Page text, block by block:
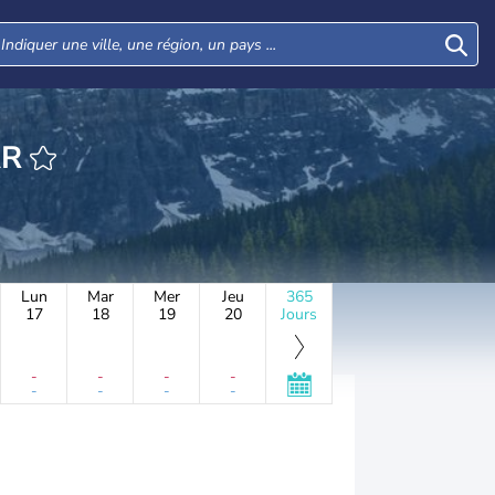
Lun
17
-
-
Mar
18
-
-
Mer
19
-
-
Jeu
20
-
-
365
Jours